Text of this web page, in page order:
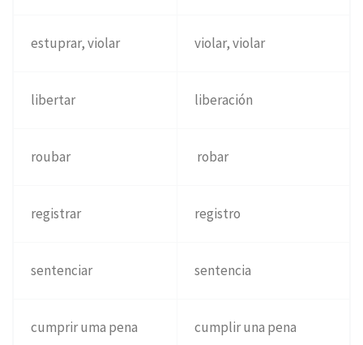
estuprar, violar violar, violar
libertar liberación
roubar robar
registrar registro
sentenciar sentencia
cumprir uma pena cumplir una pena